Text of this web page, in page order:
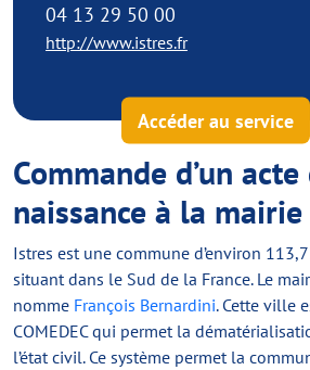
04 13 29 50 00
http://www.istres.fr
Accéder au service
Commande d’un acte
naissance à la mairie
Istres est une commune d’environ
situant dans le Sud de la France. Le
nomme François Bernardini. Cette ville
COMEDEC qui permet la
l’état civil. Ce système permet la